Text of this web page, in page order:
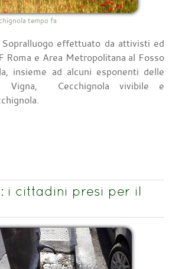
tempo fa
effettuato da attivisti ed
Roma e Area Metropolitana al Fosso
insieme ad alcuni esponenti delle
Vigna, Cecchignola vivibile e
i cittadini presi per il